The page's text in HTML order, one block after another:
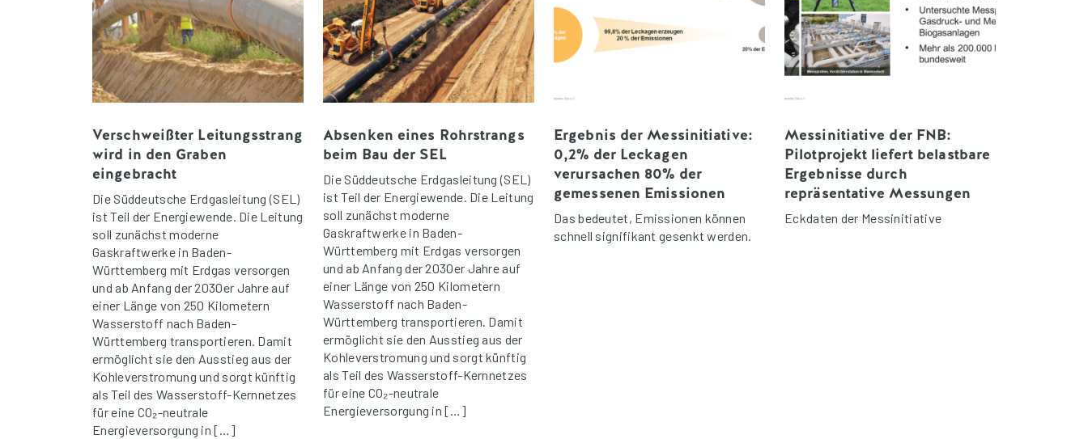
Verschweißter Leitungsstrang
wird in den Graben
eingebracht
Die Süddeutsche Erdgasleitung (SEL)
ist Teil der Energiewende. Die Leitung
soll zunächst moderne
Gaskraftwerke in Baden-
Württemberg mit Erdgas versorgen
und ab Anfang der 2030er Jahre auf
einer Länge von 250 Kilometern
Wasserstoff nach Baden-
Württemberg transportieren. Damit
ermöglicht sie den Ausstieg aus der
Kohleverstromung und sorgt künftig
als Teil des Wasserstoff-Kernnetzes
für eine CO₂-neutrale
Energieversorgung in […]
Absenken eines Rohrstrangs
beim Bau der SEL
Die Süddeutsche Erdgasleitung (SEL)
ist Teil der Energiewende. Die Leitung
soll zunächst moderne
Gaskraftwerke in Baden-
Württemberg mit Erdgas versorgen
und ab Anfang der 2030er Jahre auf
einer Länge von 250 Kilometern
Wasserstoff nach Baden-
Württemberg transportieren. Damit
ermöglicht sie den Ausstieg aus der
Kohleverstromung und sorgt künftig
als Teil des Wasserstoff-Kernnetzes
für eine CO₂-neutrale
Energieversorgung in […]
Ergebnis der Messinitiative:
0,2% der Leckagen
verursachen 80% der
gemessenen Emissionen
Das bedeutet, Emissionen können
schnell signifikant gesenkt werden.
Messinitiative der FNB:
Pilotprojekt liefert belastbare
Ergebnisse durch
repräsentative Messungen
Eckdaten der Messinitiative